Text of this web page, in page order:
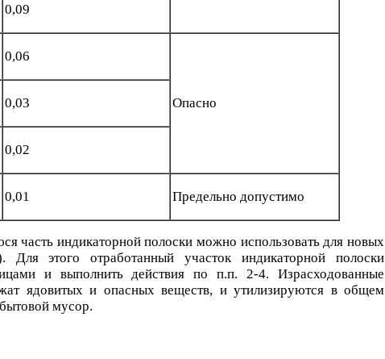
0,09
0,06
Опасно
0,03
0,02
0,01 Предельно допустимо
часть индикаторной полоски можно использовать для новых
Для этого отработанный участок индикаторной полоски
и выполнить действия по п.п. 2-4. Израсходованные
ядовитых и опасных веществ, и утилизируются в общем
мусор.